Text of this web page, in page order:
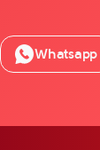
Whatsapp